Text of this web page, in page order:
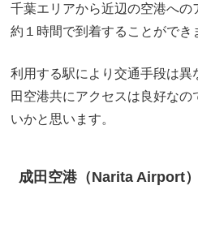
千葉エリアから近辺の空港へ
約１時間で到着することができ
利用する駅により交通手段は
田空港共にアクセスは良好な
いかと思います。
成田空港（Narita Airport）